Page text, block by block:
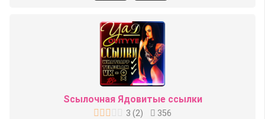
Sсылочная Ядовитые ссылки
3 (2)
356